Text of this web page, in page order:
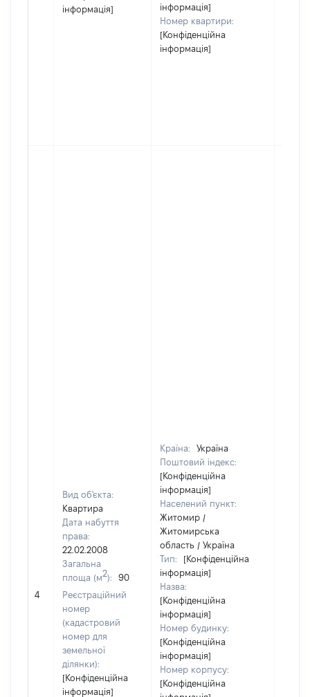
інформація]
інформація]
Номер квартири:
[Конфіденційна
інформація]
4
Вид об'єкта:
Квартира
Дата набуття
права:
22.02.2008
Загальна
площа (м2):
90
Реєстраційний
номер
(кадастровий
номер для
земельної
ділянки):
[Конфіденційна
інформація]
Країна:
Україна
Поштовий індекс:
[Конфіденційна
інформація]
Населений пункт:
Житомир /
Житомирська
область / Україна
Тип:
[Конфіденційна
інформація]
Назва:
[Конфіденційна
інформація]
Номер будинку:
[Конфіденційна
інформація]
Номер корпусу:
[Конфіденційна